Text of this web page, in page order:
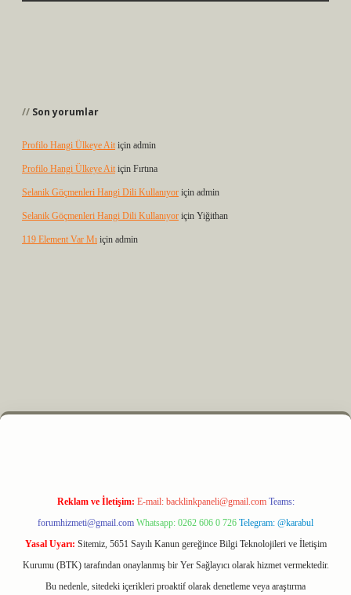
Son yorumlar
Profilo Hangi Ülkeye Ait için admin
Profilo Hangi Ülkeye Ait için Fırtına
Selanik Göçmenleri Hangi Dili Kullanıyor için admin
Selanik Göçmenleri Hangi Dili Kullanıyor için Yiğithan
119 Element Var Mı için admin
m elexbet
Reklam ve İletişim: E-mail: backlinkpaneli@gmail.com Teams:
forumhizmeti@gmail.com Whatsapp: 0262 606 0 726 Telegram: @karabul
Yasal Uyarı: Sitemiz, 5651 Sayılı Kanun gereğince Bilgi Teknolojileri ve İletişim
Kurumu (BTK) tarafından onaylanmış bir Yer Sağlayıcı olarak hizmet vermektedir.
Bu nedenle, sitedeki içerikleri proaktif olarak denetleme veya araştırma